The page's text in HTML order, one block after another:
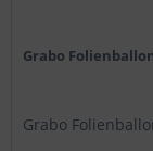
Grabo
Grabo